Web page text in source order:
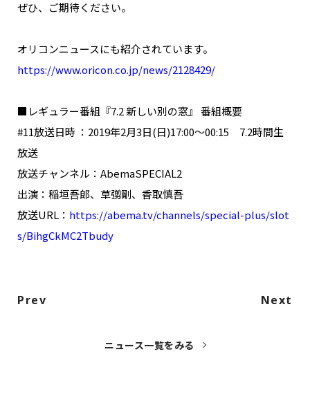
ぜひ、ご期待ください。
オリコンニュースにも紹介されています。
https://www.oricon.co.jp/news/2128429/
■レギュラー番組『7.2 新しい別の窓』 番組概要
#11放送日時 ：2019年2月3日(日)17:00～00:15 7.2時間生
放送
放送チャンネル：AbemaSPECIAL2
出演：稲垣吾郎、草彅剛、香取慎吾
放送URL： https://abema.tv/channels/special-plus/slot
s/BihgCkMC2Tbudy
Prev Next
ニュース一覧をみる